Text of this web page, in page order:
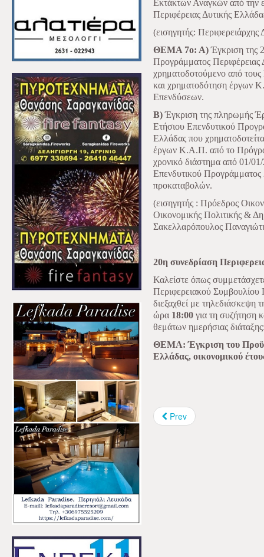
Εκτάκτων Αναγκών από την
Περιφέρειας Δυτικής
(εισηγητής:
ΘΕΜΑ 7ο: Α)Έγκριση της
Προγράμματος Περιφέρειας
χρηματοδοτούμενο από
και χρηματοδότηση έργων
Επενδύσεων.
Β)Έγκριση της πληρωμής
Ετήσιου Επενδυτικού
Ελλάδας που
έργων Κ.Α.Π. από το
χρονικό διάστημα από 01/
Επενδυτικού Προγράμματος
προκαταβολών.
(εισηγητής : Πρόεδρος
Οικονομικής Πολιτικής &
Σακελλαρόπουλος
20η συνεδρίαση
Καλείστε όπως
Περιφερειακού Συμβουλίου
διεξαχθεί με τηλεδιάσκεψη
ώρα 18:00 για τη συζήτηση
θεμάτων ημερήσιας
ΘΕΜΑ: Έγκριση του
Ελλάδας, οικονομικού
Prev